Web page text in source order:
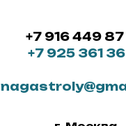
+7 916 449
+7 925 361 36